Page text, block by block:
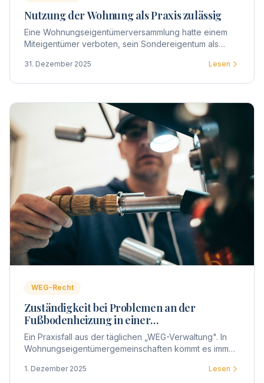
Nutzung der Wohnung als Praxis zulässig
Eine Wohnungseigentümerversammlung hatte einem
Miteigentümer verboten, sein Sondereigentum als
entschied anders.
31. Dezember 2025 Lesen
WEG-Recht
Zuständigkeit bei Problemen an der
Fußbodenheizung in einer
Wohnungseigentümergemeinschaft
Ein Praxisfall aus der täglichen „WEG-Verwaltung". In
Wohnungseigentümergemeinschaften kommt es immer
innerhalb einer Wohnung auftreten.
1. Dezember 2025 Lesen